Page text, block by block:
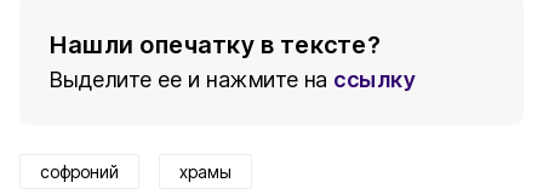
Нашли опечатку в тексте?
Выделите ее и нажмите на ссылку
софроний храмы